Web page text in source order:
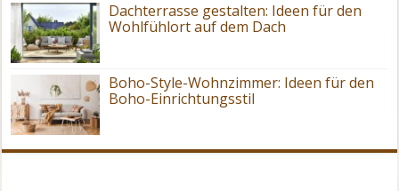
Dachterrasse gestalten: Ideen für den
Wohlfühlort auf dem Dach
Boho-Style-Wohnzimmer: Ideen für den
Boho-Einrichtungsstil